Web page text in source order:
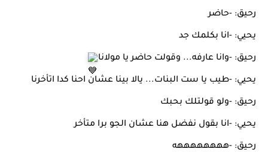
رحيق: -حاضر
يحيي: -انا بكلمك جد
رحيق: -وانا عارفه... وقولت حاضر يا مولانا
يحيي: -طيب يا ست البنات... يالا بينا عشان احنا كدا اتأخرنا
رحيق: -ولو قولتلك بحبك
يحيي: -انا بقول نفضل هنا عشان الجو برا متأخر
رحيق: -ههههههههه